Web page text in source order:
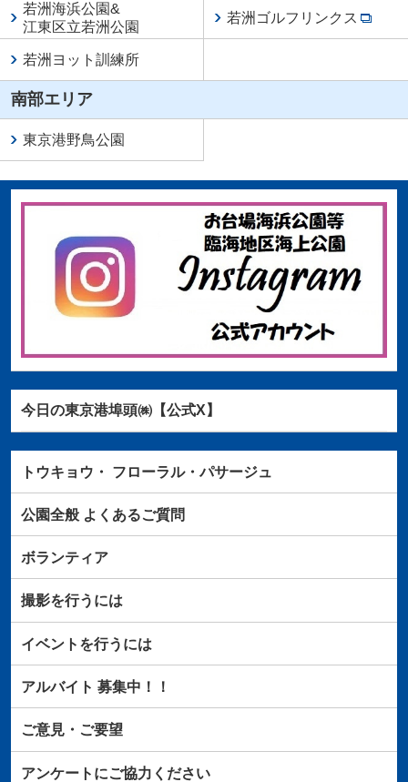
若洲海浜公園&
江東区立若洲公園
若洲ゴルフリンクス
若洲ヨット訓練所
南部エリア
東京港野鳥公園
今日の東京港埠頭㈱【公式X】
トウキョウ・ フローラル・パサージュ
公園全般よくあるご質問
ボランティア
撮影を行うには
イベントを行うには
アルバイト 募集中！！
ご意見・ご要望
アンケートにご協力ください